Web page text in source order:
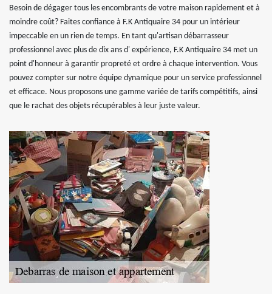
Besoin de dégager tous les encombrants de votre maison rapidement et à
moindre coût? Faites confiance à F.K Antiquaire 34 pour un intérieur
impeccable en un rien de temps. En tant qu'artisan débarrasseur
professionnel avec plus de dix ans d' expérience, F.K Antiquaire 34 met un
point d'honneur à garantir propreté et ordre à chaque intervention. Vous
pouvez compter sur notre équipe dynamique pour un service professionnel
et efficace. Nous proposons une gamme variée de tarifs compétitifs, ainsi
que le rachat des objets récupérables à leur juste valeur.